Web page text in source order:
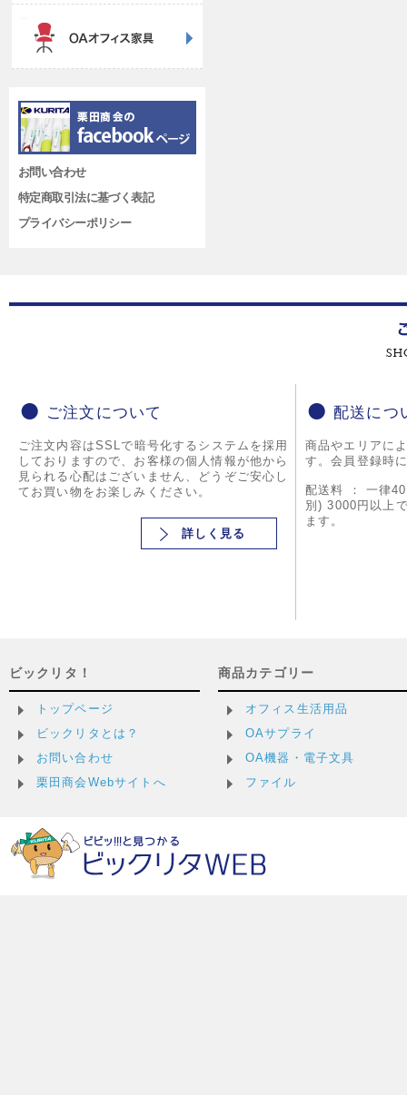
お問い合わせ
特定商取引法に基づく表記
プライバシーポリシー
ご注文について
ご注文内容はSSLで暗号化するシステムを採用
しておりますので、お客様の個人情報が他から
見られる心配はございません、どうぞご安心し
てお買い物をお楽しみください。
詳しく見る
配送につ
商品やエリアに
す。会員登録時
配送料 ： 一律
別) 3000円以上
ます。
ビックリタ！
トップページ
ビックリタとは？
お問い合わせ
栗田商会Webサイトへ
商品カテゴリー
オフィス生活用品
OAサプライ
OA機器・電子文具
ファイル